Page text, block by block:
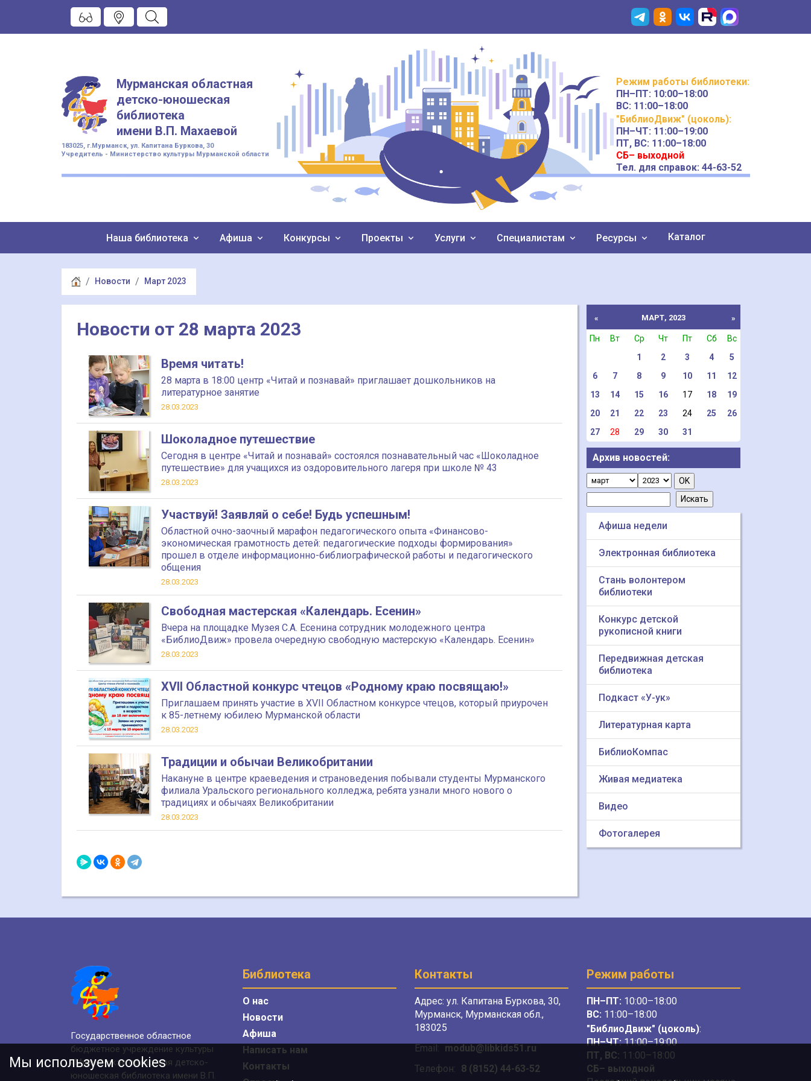
Мурманская областная
детско-юношеская
библиотека
имени В.П. Махаевой
183025, г.Мурманск, ул. Капитана Буркова, 30
Учредитель - Министерство культуры Мурманской области
Режим работы библиотеки:
ПН–ПТ: 10:00–18:00
ВС: 11:00–18:00
"БиблиоДвиж" (цоколь):
ПН–ЧТ: 11:00–19:00
ПТ, ВС: 11:00–18:00
СБ– выходной
Тел. для справок: 44-63-52
Наша библиотека Афиша Конкурсы Проекты Услуги Специалистам Ресурсы Каталог
Новости Март 2023
Новости от 28 марта 2023
Время читать!
28 марта в 18:00 центр «Читай и познавай» приглашает дошкольников на
литературное занятие
28.03.2023
Шоколадное путешествие
Сегодня в центре «Читай и познавай» состоялся познавательный час «Шоколадное
путешествие» для учащихся из оздоровительного лагеря при школе № 43
28.03.2023
Участвуй! Заявляй о себе! Будь успешным!
Областной очно-заочный марафон педагогического опыта «Финансово-
экономическая грамотность детей: педагогические подходы формирования»
прошел в отделе информационно-библиографической работы и педагогического
общения
28.03.2023
Свободная мастерская «Календарь. Есенин»
Вчера на площадке Музея С.А. Есенина сотрудник молодежного центра
«БиблиоДвиж» провела очередную свободную мастерскую «Календарь. Есенин»
28.03.2023
XVII Областной конкурс чтецов «Родному краю посвящаю!»
Приглашаем принять участие в XVII Областном конкурсе чтецов, который приурочен
к 85-летнему юбилею Мурманской области
28.03.2023
Традиции и обычаи Великобритании
Накануне в центре краеведения и страноведения побывали студенты Мурманского
филиала Уральского регионального колледжа, ребята узнали много нового о
традициях и обычаях Великобритании
28.03.2023
« МАРТ, 2023 »
Пн Вт Ср Чт Пт Сб
Вс
1
2 3 4
5
6
7 8 9 10 11
12
13
14 15 16 17 18
19
20
21 22 23 24 25
26
27
28 29 30 31
Архив новостей:
Афиша недели
Электронная библиотека
Стань волонтером
библиотеки
Конкурс детской
рукописной книги
Передвижная детская
библиотека
Подкаст «У-ук»
Литературная карта
БиблиоКомпас
Живая медиатека
Видео
Фотогалерея
Государственное областное
бюджетное учреждение культуры
«Мурманская областная детско-
юношеская библиотека имени В.П.
Библиотека
О нас
Новости
Афиша
Написать нам
Контакты
Контакты
Адрес: ул. Капитана Буркова, 30,
Мурманск, Мурманская обл.,
183025
Email: modub@libkids51.ru
Телефон: 8 (8152) 44-63-52
Режим работы
ПН–ПТ: 10:00–18:00
ВС: 11:00–18:00
"БиблиоДвиж" (цоколь):
ПН–ЧТ:11:00–19:00
ПТ, ВС: 11:00–18:00
СБ– выходной
Мы используем cookies